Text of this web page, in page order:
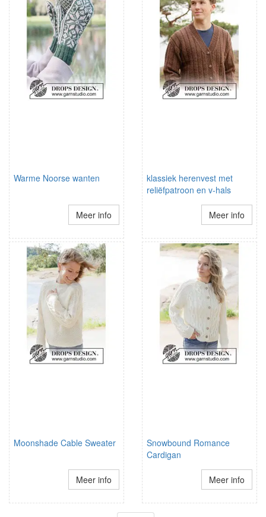
Warme Noorse wanten
Meer info
klassiek herenvest met
reliëfpatroon en v-hals
Meer info
Moonshade Cable Sweater
Meer info
Snowbound Romance
Cardigan
Meer info